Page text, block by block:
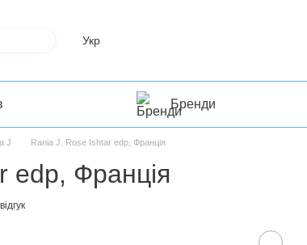
Укр
Бренди
J Rania J. Rose Ishtar edp, Франція
edp, Франція